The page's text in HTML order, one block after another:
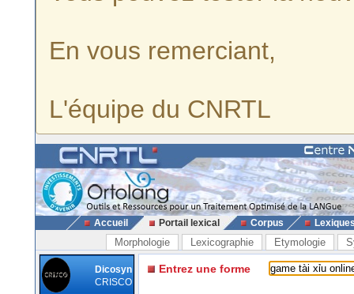
En vous remerciant,
L'équipe du CNRTL
Accueil Portail lexical Corpus
Morphologie Lexicographie Etymologie
Dicosyn
CRISCO
Entrez une forme